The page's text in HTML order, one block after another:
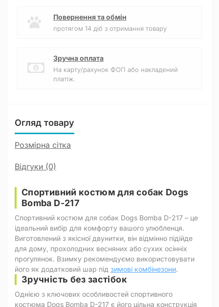
Повернення та обмін
протягом 14 діб з отримання товару
Зручна оплата
На карту/рахунок ФОП або накладений
платіж.
Огляд товару
Розмірна сітка
Відгуки (0)
Спортивний костюм для собак Dogs
Bomba D-217
Спортивний костюм для собак Dogs Bomba D-217 – це
ідеальний вибір для комфорту вашого улюбленця.
Виготовлений з якісної двунитки, він відмінно підійде
для дому, прохолодних весняних або сухих осінніх
прогулянок. Взимку рекомендуємо використовувати
його як додатковий шар під зимові комбінезони.
Зручність без застібок
Однією з ключових особливостей спортивного
костюма Dogs Bomba D-217 є його цільна конструкція